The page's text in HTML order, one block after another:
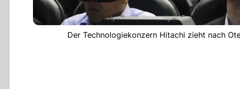
Der Technologiekonzern Hitachi zieht nach